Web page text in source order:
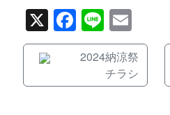
X Facebook
Line
2024納涼祭
チラシ